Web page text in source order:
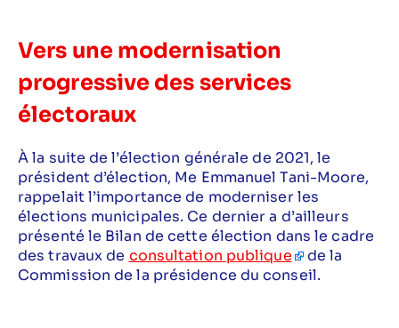
Vers une modernisation
progressive des services
électoraux
À la suite de l’élection générale de 2021, le
président d’élection, Me Emmanuel Tani-Moore,
rappelait l’importance de moderniser les
élections municipales. Ce dernier a d’ailleurs
présenté le Bilan de cette élection dans le cadre
des travaux de consultation publique
de la
Commission de la présidence du conseil.